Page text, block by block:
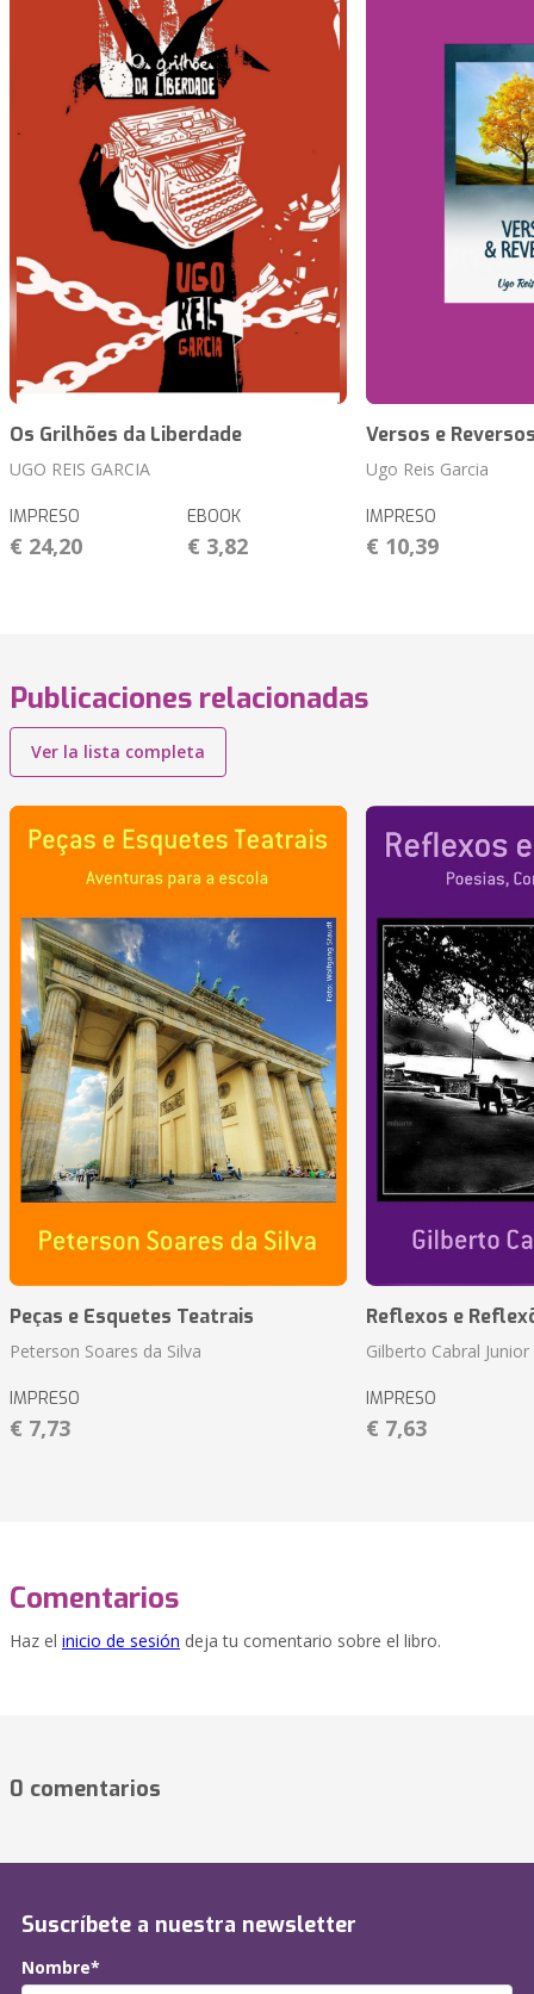
Os Grilhões da Liberdade
UGO REIS GARCIA
IMPRESO
€ 24,20
EBOOK
€ 3,82
Versos e
Ugo Reis Garcia
IMPRESO
€ 10,39
Publicaciones relacionadas
Ver la lista completa
Peças e Esquetes Teatrais
Peterson Soares da Silva
IMPRESO
€ 7,73
Reflexos e
Gilberto Cabral Junior
IMPRESO
€ 7,63
Comentarios
Haz el inicio de sesión deja tu comentario sobre el libro.
0 comentarios
Suscríbete a nuestra newsletter
Nombre*